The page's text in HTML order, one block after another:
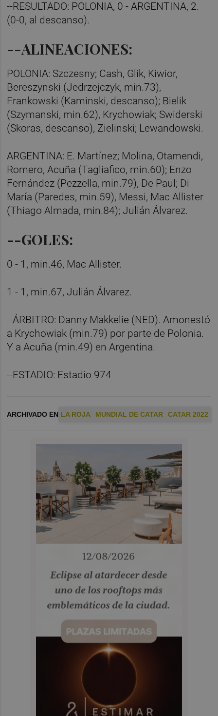
--RESULTADO: POLONIA, 0 - ARGENTINA, 2.
(0-0, al descanso).
--ALINEACIONES:
POLONIA: Szczesny; Cash, Glik, Kiwior,
Bereszynski (Jedrzejczyk, min.73),
Frankowski (Kaminski, descanso); Bielik
(Szymanski, min.62), Krychowiak; Swiderski
(Skoras, descanso), Zielinski; Lewandowski.
ARGENTINA: E. Martínez; Molina, Otamendi,
Romero, Acuña (Tagliafico, min.60); Enzo
Fernández (Pezzella, min.79), De Paul; Di
María (Paredes, min.59), Messi, Mac Allister
(Thiago Almada, min.84); Julián Álvarez.
--GOLES:
0 - 1, min.46, Mac Allister.
1 - 1, min.67, Julián Álvarez.
--ÁRBITRO: Danny Makkelie (NED). Amonestó
a Krychowiak (min.79) por parte de Polonia.
Y a Acuña (min.49) en Argentina.
--ESTADIO: Estadio 974
ARCHIVADO EN LA ROJA MUNDIAL DE CATAR CATAR 2022